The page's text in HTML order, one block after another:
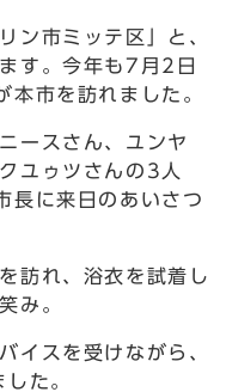
ン市ミッテ区」と、
す。今年も7月2日
本市を訪れました。
ースさん、ユンヤ
ユゥツさんの3人
長に来日のあいさつ
訪れ、浴衣を試着し
み。
イスを受けながら、
た。